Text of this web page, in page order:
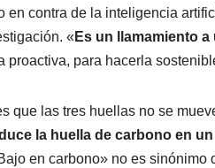
en contra de la inteligencia
« Es un llamamiento
proactiva, para hacerla
que las tres huellas no se
la huella de carbono en
en carbono» no es sinónimo